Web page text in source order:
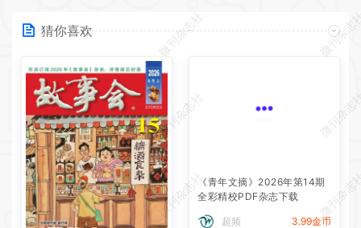
猜你喜欢
《青年文摘》2026年第14期
全彩精校PDF杂志下载
超频 3.99金币
微刊杂志社
微刊杂
微刊杂志社
微刊杂
微刊杂志社
微刊杂